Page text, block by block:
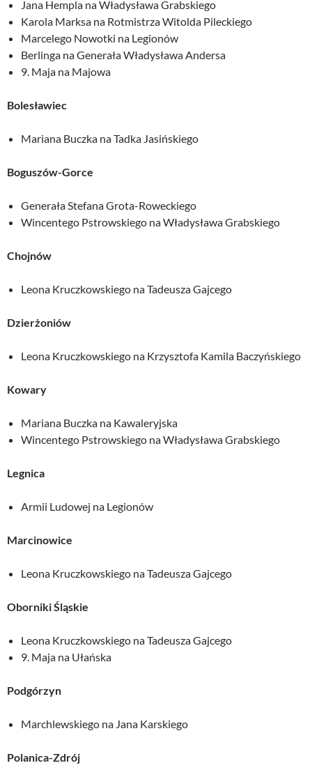
Jana Hempla na Władysława Grabskiego
Karola Marksa na Rotmistrza Witolda Pileckiego
Marcelego Nowotki na Legionów
Berlinga na Generała Władysława Andersa
9. Maja na Majowa
Bolesławiec
Mariana Buczka na Tadka Jasińskiego
Boguszów-Gorce
Generała Stefana Grota-Roweckiego
Wincentego Pstrowskiego na Władysława Grabskiego
Chojnów
Leona Kruczkowskiego na Tadeusza Gajcego
Dzierżoniów
Leona Kruczkowskiego na Krzysztofa Kamila Baczyńskiego
Kowary
Mariana Buczka na Kawaleryjska
Wincentego Pstrowskiego na Władysława Grabskiego
Legnica
Armii Ludowej na Legionów
Marcinowice
Leona Kruczkowskiego na Tadeusza Gajcego
Oborniki Śląskie
Leona Kruczkowskiego na Tadeusza Gajcego
9. Maja na Ułańska
Podgórzyn
Marchlewskiego na Jana Karskiego
Polanica-Zdrój